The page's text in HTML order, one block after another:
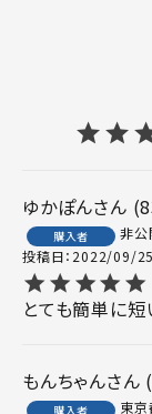
ゆかぽん
購入者
非公
投稿日 2022/09/25
とても簡単に短
もんちゃん
購入者 東京